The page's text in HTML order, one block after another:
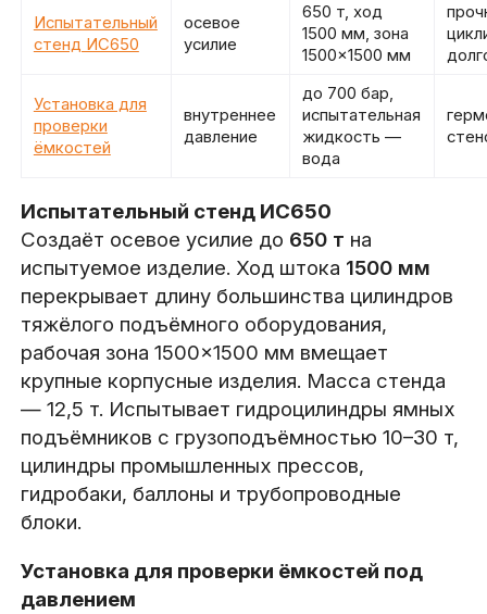
Испытательный
стенд ИС650
осевое
усилие
650 т, ход
1500 мм, зона
1500×1500 мм
Установка для
проверки
ёмкостей
внутреннее
давление
до 700 бар,
испытательная
жидкость —
вода
Испытательный стенд ИС650
Создаёт осевое усилие до 650 т на
испытуемое изделие. Ход штока 1500 мм
перекрывает длину большинства цилиндров
тяжёлого подъёмного оборудования,
рабочая зона 1500×1500 мм вмещает
крупные корпусные изделия. Масса стенда
— 12,5 т. Испытывает гидроцилиндры ямных
подъёмников с грузоподъёмностью 10–30 т,
цилиндры промышленных прессов,
гидробаки, баллоны и трубопроводные
блоки.
Установка для проверки ёмкостей под
давлением